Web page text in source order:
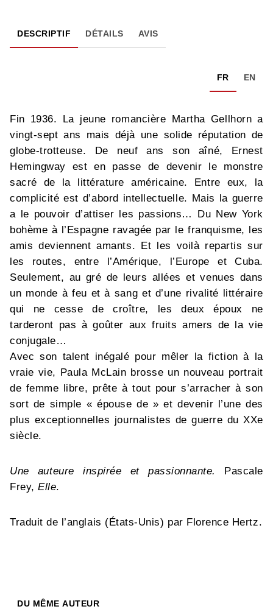
DESCRIPTIF DÉTAILS AVIS
FR EN
Fin 1936. La jeune romancière Martha Gellhorn a
vingt-sept ans mais déjà une solide réputation de
globe-trotteuse. De neuf ans son aîné, Ernest
Hemingway est en passe de devenir le monstre
sacré de la littérature américaine. Entre eux, la
complicité est d’abord intellectuelle. Mais la guerre
a le pouvoir d’attiser les passions… Du New York
bohème à l’Espagne ravagée par le franquisme, les
amis deviennent amants. Et les voilà repartis sur
les routes, entre l’Amérique, l’Europe et Cuba.
Seulement, au gré de leurs allées et venues dans
un monde à feu et à sang et d’une rivalité littéraire
qui ne cesse de croître, les deux époux ne
tarderont pas à goûter aux fruits amers de la vie
conjugale…
Avec son talent inégalé pour mêler la fiction à la
vraie vie, Paula McLain brosse un nouveau portrait
de femme libre, prête à tout pour s’arracher à son
sort de simple « épouse de » et devenir l’une des
plus exceptionnelles journalistes de guerre du XXe
siècle.
Une auteure inspirée et passionnante.
Pascale
Frey,Elle.
Traduit de l’anglais (États-Unis) par Florence Hertz.
DU MÊME AUTEUR